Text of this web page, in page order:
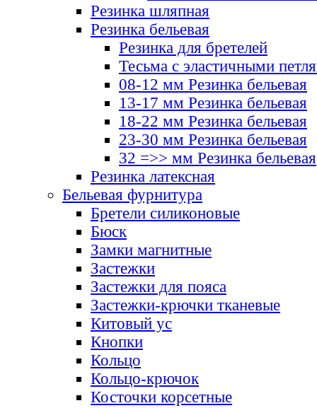
Резинка шляпная
Резинка бельевая
Резинка для бретелей
Тесьма с эластичными
08-12 мм Резинка бельевая
13-17 мм Резинка бельевая
18-22 мм Резинка бельевая
23-30 мм Резинка бельевая
32 =>> мм Резинка бельевая
Резинка латексная
Бельевая фурнитура
Бретели силиконовые
Бюск
Замки магнитные
Застежки
Застежки для пояса
Застежки-крючки тканевые
Китовый ус
Кнопки
Кольцо
Кольцо-крючок
Косточки корсетные